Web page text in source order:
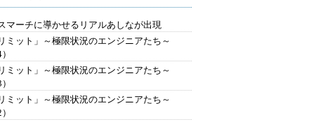
マーチに導かせるリアルあしなが出現
リミット」～極限状況のエンジニアたち～
リミット」～極限状況のエンジニアたち～
リミット」～極限状況のエンジニアたち～